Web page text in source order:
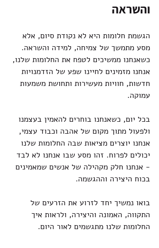
והשראה
הגשמת חלומות היא לא נקודת סיום, אלא
מסע מתמשך של צמיחה, למידה והשראה.
כשאנחנו ממשיכים לטפח את החלומות שלנו,
אנחנו מזמינים לחיינו שפע של הזדמנויות
חדשות, חוויות מעשירות ותחושת משמעות
עמוקה.
בכל יום, כשאנחנו בוחרים להאמין בעצמנו
ולפעול מתוך מקום של אהבה וכבוד עצמי,
אנחנו יוצרים מציאות שבה החלומות שלנו
יכולים לפרוח. זהו מסע שבו אנחנו לא לבד
- אנחנו חלק מקהילה של אנשים שמאמינים
בכוח היצירה וההגשמה.
בואו נמשיך יחד לזרוע את הזרעים של
התקווה, האמונה והיצירה, ולראות איך
החלומות שלנו מתגשמים לאור היום.